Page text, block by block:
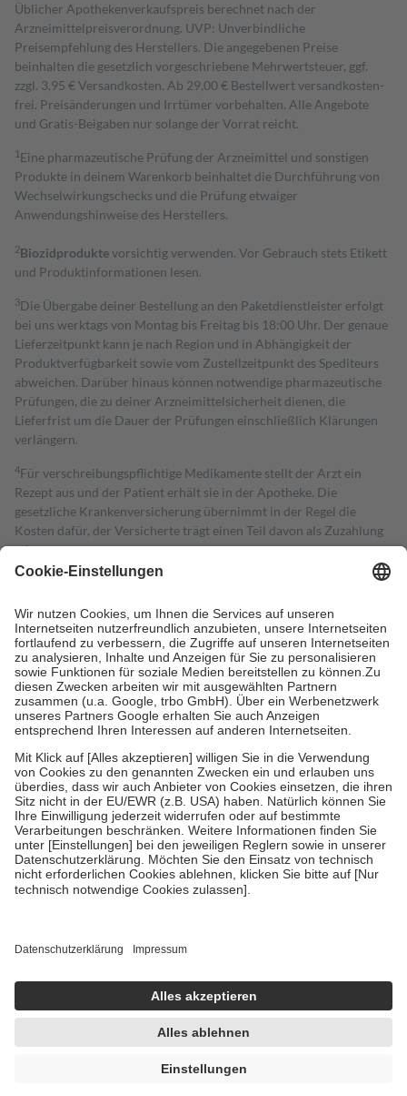
Üblicher Apothekenverkaufspreis berechnet nach der
Arzneimittelpreisverordnung. UVP: Unverbindliche
Preisempfehlung des Herstellers. Die angegebenen Preise
beinhalten die gesetzlich vorgeschriebene Mehrwertsteuer, ggf.
zzgl. 3,95 € Versandkosten. Ab 29,00 € Bestell­wert versand­kosten­
frei. Preisänderungen und Irrtümer vorbehalten. Alle Angebote
und Gratis-Beigaben nur solange der Vorrat reicht.
1 Eine pharmazeutische Prüfung der Arzneimittel und sonstigen
Produkte in deinem Warenkorb beinhaltet die Durchführung von
Wechselwirkungschecks und die Prüfung etwaiger
Anwendungshinweise des Herstellers.
2Biozidproduktevorsichtig verwenden. Vor Gebrauch stets Etikett
und Produktinformationen lesen.
3Die Übergabe deiner Bestellung an den Paketdienstleister erfolgt
bei uns werktags von Montag bis Freitag bis 18:00 Uhr. Der genaue
Lieferzeitpunkt kann je nach Region und in Abhängigkeit der
Produktverfügbarkeit sowie vom Zustellzeitpunkt des Spediteurs
abweichen. Darüber hinaus können notwendige pharmazeutische
Prüfungen, die zu deiner Arzneimittelsicherheit dienen, die
Lieferfrist um die Dauer der Prüfungen einschließlich Klärungen
verlängern.
4Für verschreibungspflichtige Medikamente stellt der Arzt ein
Rezept aus und der Patient erhält sie in der Apotheke. Die
gesetzliche Krankenversicherung übernimmt in der Regel die
Kosten dafür, der Versicherte trägt einen Teil davon als Zuzahlung
mit.
Grundsätzlich leisten Mitglieder Zuzahlungen in Höhe von zehn
höchstens zehn Euro.
Es sind jedoch nie mehr als die tatsächlichen
Kosten der Leistung zu entrichten.
Diese Regeln gelten grundsätzlich auch für Online-Apotheken.
Bei Heilmitteln und häuslicher Krankenpflege beträgt die
Zuzahlung zehn Prozent der Kosten sowie zehn Euro je
Verordnung.
Um das Engagement der Versicherten für ihre eigene Gesundheit zu
stärken und die besondere Stellung der Familie zu unterstützen,
fallenkeine Zuzahlungenan bei:
• Kindern und Jugendlichen bis zum vollendeten 18. Lebensjahr
mit Ausnahme der Fahrkosten
• Untersuchungen zur Vorsorge und Früherkennung, die von der
GKV getragen werden
• empfohlenen Schutzimpfungen
• Harn- und Blutteststreifen
getroffen, um sicherzustellen, dass es sich um echte Bewertungen
https://help.etrusted.com/hc/de/articles/4419944605341
Einige Bilder und Inhalte wurden unter Zuhilfenahme künstlicher